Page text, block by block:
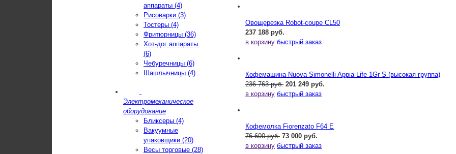
Овощерезка Robot-coupe CL50
237 188 руб.
в корзину быстрый заказ
Кофемашина Nuova Simonelli Appia Life 1Gr S (высокая группа)
236 763 руб. 201 249 руб.
в корзину быстрый заказ
Кофемолка Fiorenzato F64 E
76 600 руб. 73 000 руб.
в корзину быстрый заказ
аппараты (4)
Рисоварки (3)
Тостеры (4)
Фритюрницы (36)
Хот-дог аппараты
(6)
Чебуречницы (6)
Шашлычницы (4)
Электромеханическое
оборудование
Бликсеры (4)
Вакуумные
упаковщики (20)
Весы торговые (28)